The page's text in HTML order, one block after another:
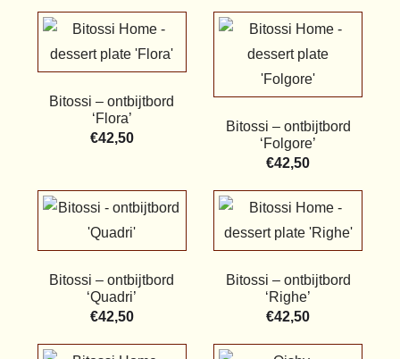
Bitossi – ontbijtbord
‘Flora’
€42,50
Bitossi – ontbijtbord
‘Folgore’
€42,50
Bitossi – ontbijtbord
‘Quadri’
€42,50
Bitossi – ontbijtbord
‘Righe’
€42,50